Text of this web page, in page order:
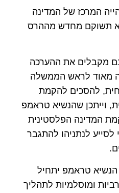
המרכז של המדינה
תשוקם מחדש מההרס
מקבלים את ההערכה
מאוד לראש הממשלה
להסכים להקמת
וייתכן שהנשיא טראמפ
המדינה הפלסטינית
לסייע לנתניהו להתגבר
טראמפ יתחיל
ומוסלמיות לתהליך